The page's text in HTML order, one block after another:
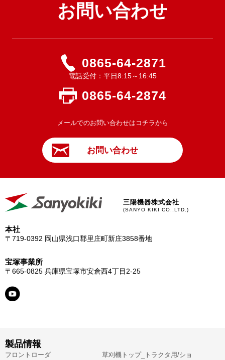
お問い合わせ
0865-64-2871
電話受付：平日8:15～16:45
0865-64-2874
メールでのお問い合わせはコチラから
お問い合わせ
三陽機器株式会社
(SANYO KIKI CO.,LTD.)
本社
〒719-0392 岡山県浅口郡里庄町新庄3858番地
宝塚事業所
〒665-0825 兵庫県宝塚市安倉西4丁目2-25
製品情報
フロントローダ
草刈機トップ_トラクタ用/ショ